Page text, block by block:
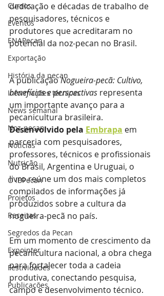
Cursos
Eventos
ENAPecan
Exportação
História da pecan
Informações técnicas
News semanal
Noz-pecan
Notícias
Nutrição
O IBPecan
Projetos
Receitas
Segredos da Pecan
Expointer
Festividades
Publicações
dedicação e décadas de trabalho de
pesquisadores, técnicos e
produtores que acreditaram no
potencial da noz-pecan no Brasil.
A publicação Nogueira-pecã: Cultivo,
benefícios e perspectivas representa
um importante avanço para a
pecanicultura brasileira.
Desenvolvido pela Embrapa em
parceria com pesquisadores,
professores, técnicos e profissionais
do Brasil, Argentina e Uruguai, o
livro reúne um dos mais completos
compilados de informações já
produzidos sobre a cultura da
nogueira-pecã no país.
Em um momento de crescimento da
pecanicultura nacional, a obra chega
para fortalecer toda a cadeia
produtiva, conectando pesquisa,
campo e desenvolvimento técnico.